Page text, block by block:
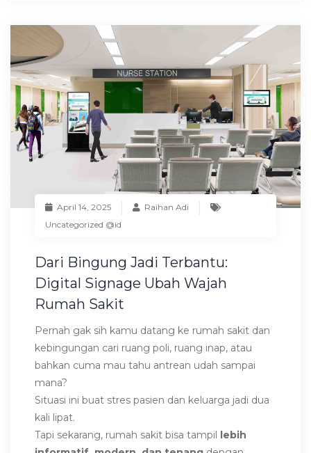
April 14, 2025
Raihan Adi
Uncategorized @id
Dari Bingung Jadi Terbantu:
Digital Signage Ubah Wajah
Rumah Sakit
Pernah gak sih kamu datang ke rumah sakit dan
kebingungan cari ruang poli, ruang inap, atau
bahkan cuma mau tahu antrean udah sampai
mana?
Situasi ini buat stres pasien dan keluarga jadi dua
kali lipat.
Tapi sekarang, rumah sakit bisa tampil lebih